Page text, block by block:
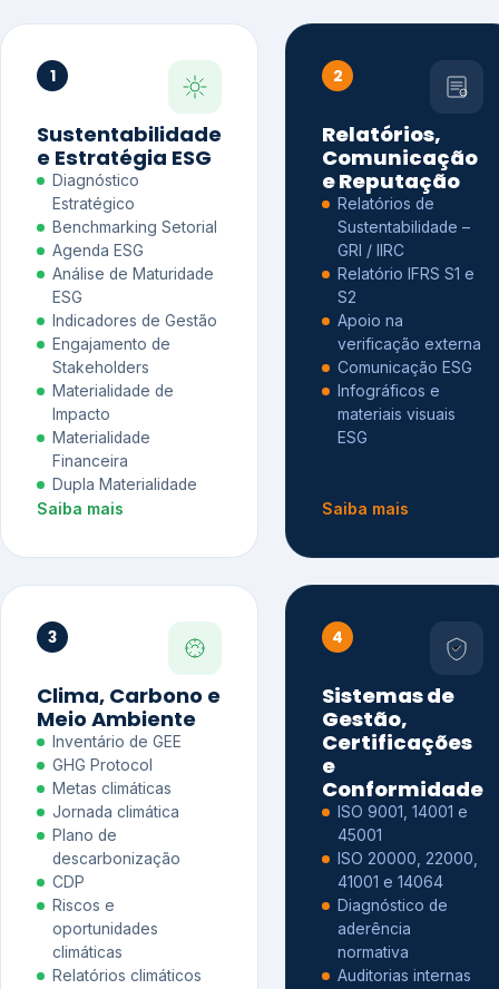
1
Sustentabilidade
e Estratégia ESG
Diagnóstico
Estratégico
Benchmarking Setorial
Agenda ESG
Análise de Maturidade
ESG
Indicadores de Gestão
Engajamento de
Stakeholders
Materialidade de
Impacto
Materialidade
Financeira
Dupla Materialidade
Saiba mais
2
Relatórios,
Comunicação
e Reputação
Relatórios de
Sustentabilidade –
GRI / IIRC
Relatório IFRS S1 e
S2
Apoio na
verificação externa
Comunicação ESG
Infográficos e
materiais visuais
ESG
Saiba mais
3
Clima, Carbono e
Meio Ambiente
Inventário de GEE
GHG Protocol
Metas climáticas
Jornada climática
Plano de
descarbonização
CDP
Riscos e
oportunidades
climáticas
Relatórios climáticos
4
Sistemas de
Gestão,
Certificações
e
Conformidade
ISO 9001, 14001 e
45001
ISO 20000, 22000,
41001 e 14064
Diagnóstico de
aderência
normativa
Auditorias internas